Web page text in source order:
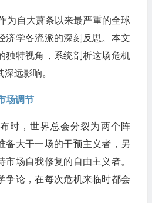
为自大萧条以来最严重的全球
济学各流派的深刻反思。本文
独特视角，系统剖析这场危机
远影响。
场调节
时，世界总会分裂为两个阵
备大干一场的干预主义者，另
市场自我修复的自由主义者。
争论，在每次危机来临时都会